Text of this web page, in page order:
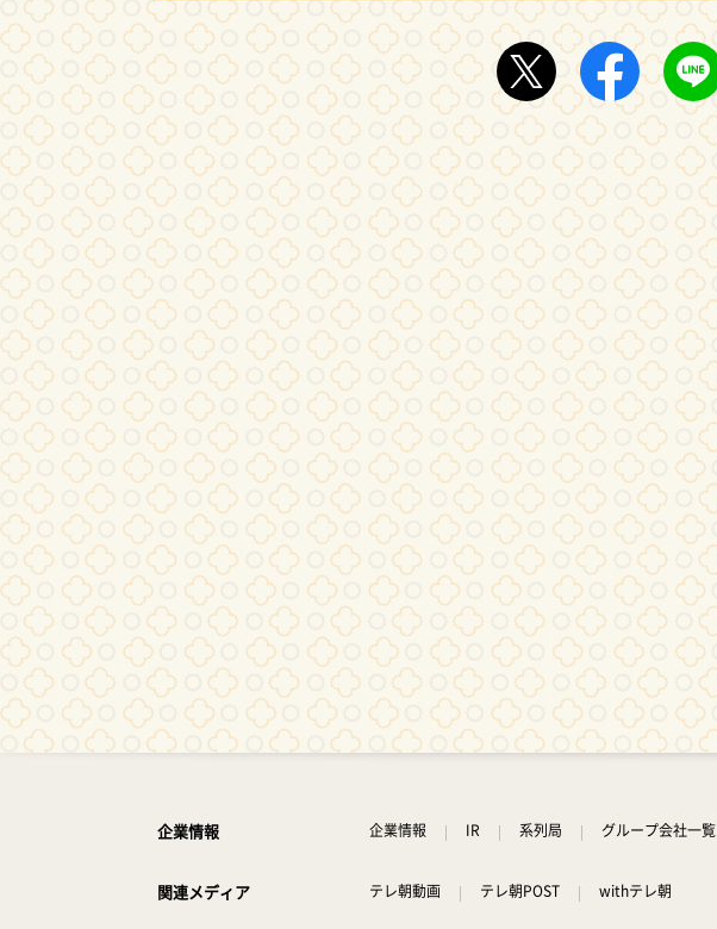
企業情報 企業情報 IR 系列局 グループ会社一覧
関連メディア テレ朝動画 テレ朝POST withテレ朝